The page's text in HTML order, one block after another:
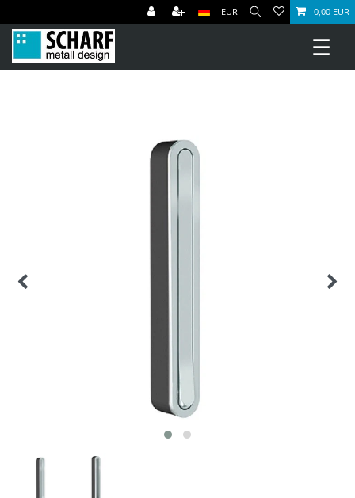
EUR 0,00 EUR
☰